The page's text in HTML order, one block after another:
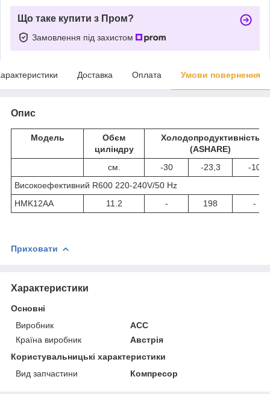
Що таке купити з Пром?
Замовлення під захистом
Доставка Оплата Умови повернення
Опис
Модель
Обєм
циліндру
Холодопродуктивність
(ASHARE)
см.
-30 -23,3
-10
Високоефективний R600 220-240V/50 Hz
HMK12AA
11.2 - 198 -
Приховати
Характеристики
Основні
Виробник
ACC
Країна виробник
Австрія
Користувальницькі характеристики
Вид запчастини
Компресор